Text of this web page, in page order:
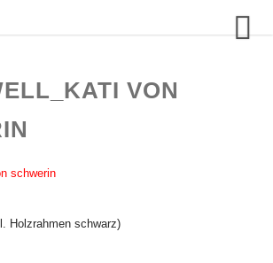
VON
Holzrahmen schwarz)